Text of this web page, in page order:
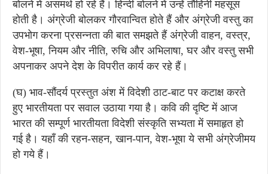
बोलने में असमर्थ हो रहे हैं। हिन्दी बोलने में उन्हें तौहिनी महसूस
होती है। अंग्रेजी बोलकर गौरवान्वित होते हैं और अंग्रेजी वस्तु का
उपभोग करना प्रसन्नता की बात समझते हैं अंग्रेजी वाहन, वस्त्र,
वेश-भूषा, नियम और नीति, रुचि और अभिलाषा, घर और वस्तु सभी
अपनाकर अपने देश के विपरीत कार्य कर रहे हैं।
(घ) भाव-सौंदर्य प्रस्तुत अंश में विदेशी ठाट-बाट पर कटाक्ष करते
हुए भारतीयता पर सवाल उठाया गया है। कवि की दृष्टि में आज
भारत की सम्पूर्ण भारतीयता विदेशी संस्कृति सभ्यता में समाहृत हो
गई है। यहाँ की रहन-सहन, खान-पान, वेश-भूषा ये सभी अंग्रेजीमय
हो गये हैं।